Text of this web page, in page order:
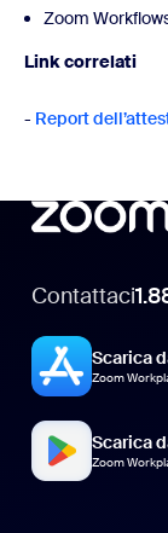
Zoom
Link correlati
- Report
Contattaci
Scarica
Zoom
Scarica
Zoom